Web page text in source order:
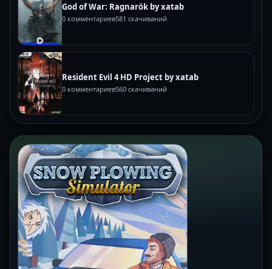
God of War: Ragnarök by xatab
0 комментариев581 скачиваний
Resident Evil 4 HD Project by xatab
0 комментариев560 скачиваний